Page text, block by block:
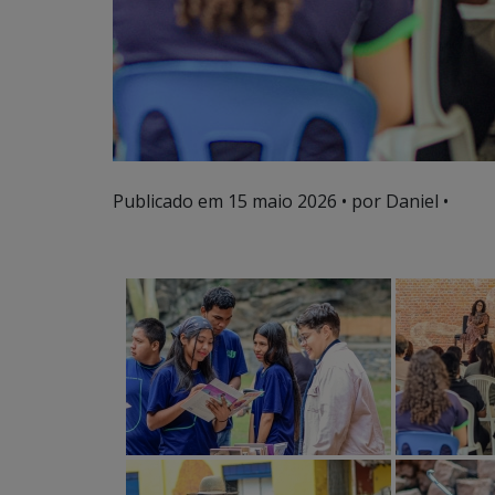
Publicado em 15 maio 2026 • por Daniel •